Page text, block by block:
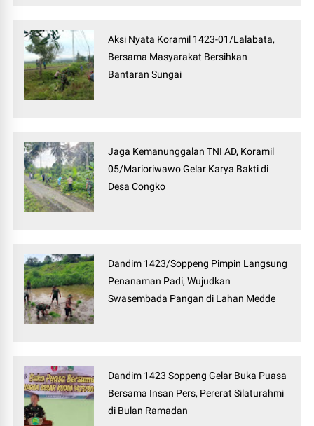
Aksi Nyata Koramil 1423-01/Lalabata,
Bersama Masyarakat Bersihkan
Bantaran Sungai
Jaga Kemanunggalan TNI AD, Koramil
05/Marioriwawo Gelar Karya Bakti di
Desa Congko
Dandim 1423/Soppeng Pimpin Langsung
Penanaman Padi, Wujudkan
Swasembada Pangan di Lahan Medde
Dandim 1423 Soppeng Gelar Buka Puasa
Bersama Insan Pers, Pererat Silaturahmi
di Bulan Ramadan